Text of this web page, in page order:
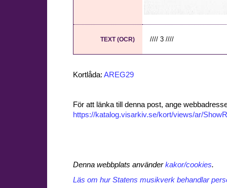
TEXT (OCR) //// 3 ////
Kortlåda: AREG29
För att länka till denna post, ange
https://katalog.visarkiv.se/kort/views/ar/
Denna webbplats använderkakor/cookies.
Läs om hur Statens musikverk behandlar